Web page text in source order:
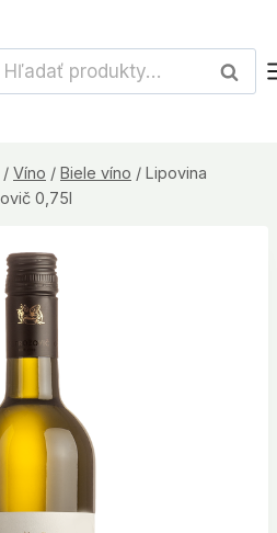
Hľadať:
/ Víno / Biele víno / Lipovina
0,75l